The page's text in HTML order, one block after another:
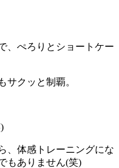
、ぺろりとショートケー
サクッと制覇。
、体感トレーニングにな
もありません(笑)